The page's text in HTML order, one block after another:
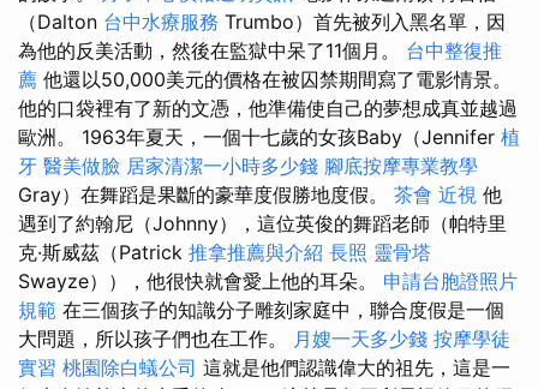
（Dalton 台中水療服務 Trumbo）首先被列入黑名單，因
為他的反美活動，然後在監獄中呆了11個月。 台中整復推
薦 他還以50,000美元的價格在被囚禁期間寫了電影情景。
他的口袋裡有了新的文憑，他準備使自己的夢想成真並越過
歐洲。 1963年夏天，一個十七歲的女孩Baby（Jennifer 植
牙 醫美做臉 居家清潔一小時多少錢 腳底按摩專業教學
Gray）在舞蹈是果斷的豪華度假勝地度假。 茶會 近視 他
遇到了約翰尼（Johnny），這位英俊的舞蹈老師（帕特里
克·斯威茲（Patrick 推拿推薦與介紹 長照 靈骨塔
Swayze）），他很快就會愛上他的耳朵。 申請台胞證照片
規範 在三個孩子的知識分子雕刻家庭中，聯合度假是一個
大問題，所以孩子們也在工作。
月嫂一天多少錢 按摩學徒
實習 桃園除白蟻公司 這就是他們認識偉大的祖先，這是一